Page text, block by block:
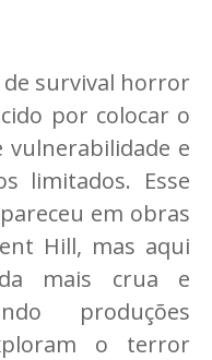
survival horror
por colocar o
vulnerabilidade e
limitados. Esse
em obras
Hill, mas aqui
mais crua e
produções
o terror